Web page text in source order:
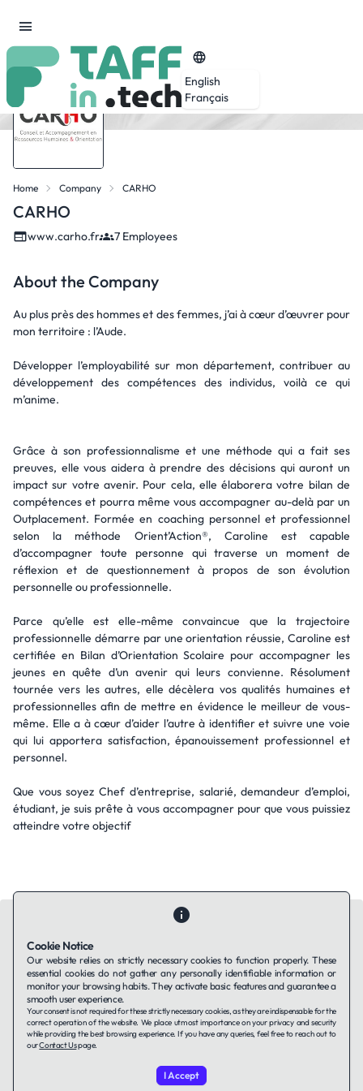
English
Français
Home Company CARHO
CARHO
www.carho.fr 7 Employees
About the Company
Au plus près des hommes et des femmes, j’ai à cœur d’œuvrer pour
mon territoire : l’Aude.
Développer l’employabilité sur mon département, contribuer au
développement des compétences des individus, voilà ce qui
m’anime.
Grâce à son professionnalisme et une méthode qui a fait ses
preuves, elle vous aidera à prendre des décisions qui auront un
impact sur votre avenir. Pour cela, elle élaborera votre bilan de
compétences et pourra même vous accompagner au-delà par un
Outplacement. Formée en coaching personnel et professionnel
selon la méthode Orient’Action®, Caroline est capable
d’accompagner toute personne qui traverse un moment de
réflexion et de questionnement à propos de son évolution
personnelle ou professionnelle.
Parce qu’elle est elle-même convaincue que la trajectoire
professionnelle démarre par une orientation réussie, Caroline est
certifiée en Bilan d’Orientation Scolaire pour accompagner les
jeunes en quête d’un avenir qui leurs convienne. Résolument
tournée vers les autres, elle décèlera vos qualités humaines et
professionnelles afin de mettre en évidence le meilleur de vous-
même. Elle a à cœur d’aider l’autre à identifier et suivre une voie
qui lui apportera satisfaction, épanouissement professionnel et
personnel.
Que vous soyez Chef d’entreprise, salarié, demandeur d’emploi,
étudiant, je suis prête à vous accompagner pour que vous puissiez
atteindre votre objectif
Contact UsAbout UsCompanies using TAFFinPrivacy Policy
Terms of Service
LinkedIn
© 2026 TAFFin.Tech. All rights reserved.
Cookie Notice
Our website relies on strictly necessary cookies to function properly. These
essential cookies do not gather any personally identifiable information or
monitor your browsing habits. They activate basic features and guarantee a
smooth user experience.
Your consent is not required for these strictly necessary cookies, as they are indispensable for the
correct operation of the website. We place utmost importance on your privacy and security
while providing the best browsing experience. If you have any queries, feel free to reach out to
ourContact Uspage.
I Accept